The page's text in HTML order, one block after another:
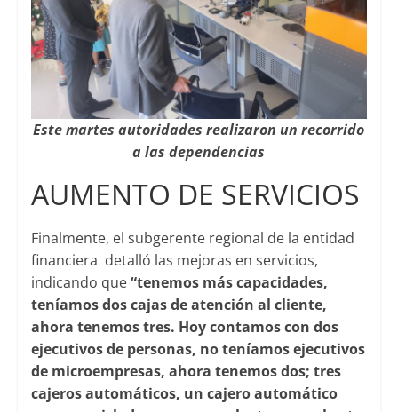
Este martes autoridades realizaron un recorrido
a las dependencias
AUMENTO DE SERVICIOS
Finalmente, el subgerente regional de la entidad
financiera detalló las mejoras en servicios,
indicando que“tenemos más capacidades,
teníamos dos cajas de atención al cliente,
ahora tenemos tres. Hoy contamos con dos
ejecutivos de personas, no teníamos ejecutivos
de microempresas, ahora tenemos dos; tres
cajeros automáticos, un cajero automático